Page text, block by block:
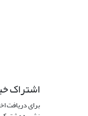
اشتراک
برای دریافت